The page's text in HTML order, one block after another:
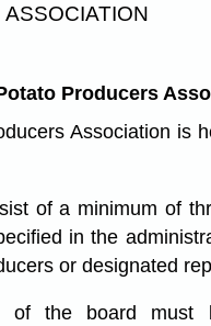
ASSOCIATION
Producers
Association is
of a minimum of
in the
or designated
of the board must